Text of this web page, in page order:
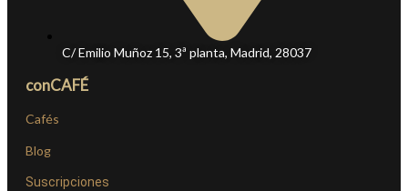
C/ Emilio Muñoz 15, 3ª planta, Madrid, 28037
conCAFÉ
Cafés
Blog
Suscripciones